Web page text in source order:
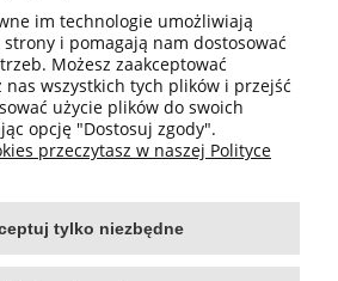
Nie
Tak
im technologie umożliwiają
i pomagają nam dostosować
Możesz zaakceptować
wszystkich tych plików i przejść
użycie plików do swoich
opcję "Dostosuj zgody".
przeczytasz w naszej Polityce
tylko niezbędne